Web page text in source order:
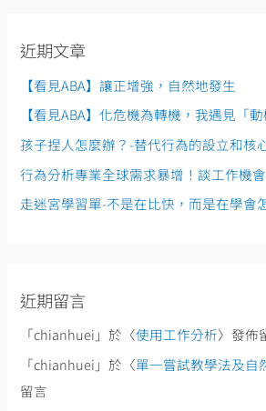
字
近期文章
【看見ABA】讓正增強，自然地發生
【看見ABA】化危機為轉機，我遇見「
孩子捏人怎麼辦？-替代行為的設立和核
行為分析專業全球需求暴增！談工作機
走迷宮學習單-不是在比快，而是在學會
近期留言
「chianhuei 」於〈使用工作分析〉發佈
「chianhuei 」於〈單一嘗試教學法及自
留言